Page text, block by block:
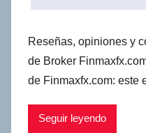
Reseñas, opiniones y
de Broker
de Finmaxfx.com: este
Seguir leyendo